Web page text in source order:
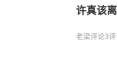
许真该
老梁评论3